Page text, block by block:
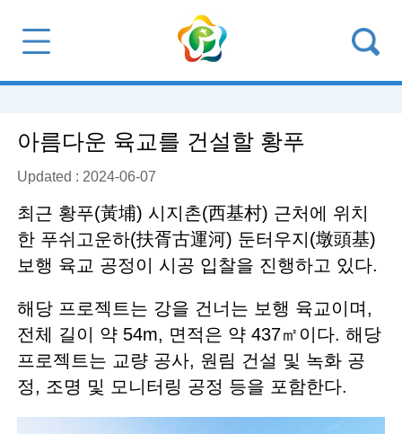
아름다운 육교를 건설할 황푸
Updated : 2024-06-07
최근 황푸(黃埔) 시지촌(西基村) 근처에 위치
한 푸쉬고운하(扶胥古運河) 둔터우지(墩頭基)
보행 육교 공정이 시공 입찰을 진행하고 있다.
해당 프로젝트는 강을 건너는 보행 육교이며,
전체 길이 약 54m, 면적은 약 437㎡이다. 해당
프로젝트는 교량 공사, 원림 건설 및 녹화 공
정, 조명 및 모니터링 공정 등을 포함한다.